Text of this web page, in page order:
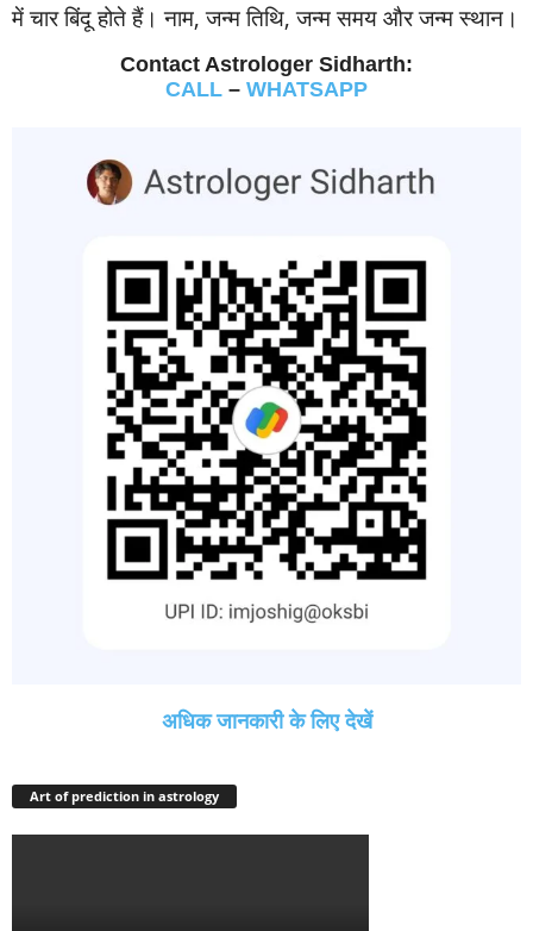
में चार बिंदू होते हैं। नाम, जन्‍म तिथि, जन्‍म समय और जन्‍म स्‍थान।
Contact Astrologer Sidharth:
CALL – WHATSAPP
अधिक जानकारी के लिए देखें
Art of prediction in astrology